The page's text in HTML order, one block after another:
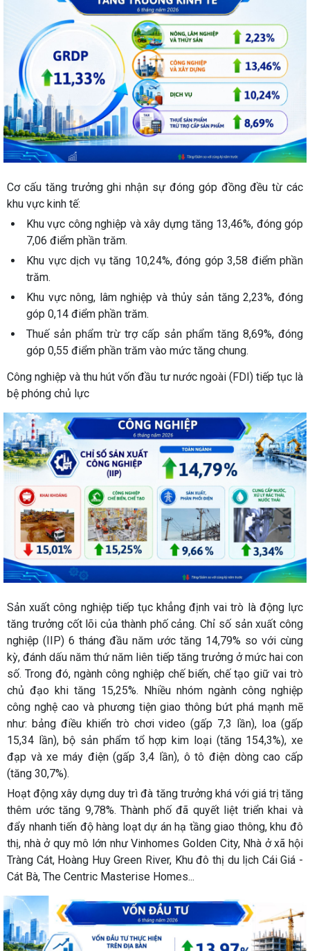
Cơ cấu tăng trưởng ghi nhận sự đóng góp đồng đều từ các
khu vực kinh tế:
Khu vực công nghiệp và xây dựng tăng 13,46%, đóng góp
7,06 điểm phần trăm.
Khu vực dịch vụ tăng 10,24%, đóng góp 3,58 điểm phần
trăm.
Khu vực nông, lâm nghiệp và thủy sản tăng 2,23%, đóng
góp 0,14 điểm phần trăm.
Thuế sản phẩm trừ trợ cấp sản phẩm tăng 8,69%, đóng
góp 0,55 điểm phần trăm vào mức tăng chung.
Công nghiệp và thu hút vốn đầu tư nước ngoài (FDI) tiếp tục là
bệ phóng chủ lực
Sản xuất công nghiệp tiếp tục khẳng định vai trò là động lực
tăng trưởng cốt lõi của thành phố cảng. Chỉ số sản xuất công
nghiệp (IIP) 6 tháng đầu năm ước tăng 14,79% so với cùng
kỳ, đánh dấu năm thứ năm liên tiếp tăng trưởng ở mức hai con
số. Trong đó, ngành công nghiệp chế biến, chế tạo giữ vai trò
chủ đạo khi tăng 15,25%. Nhiều nhóm ngành công nghiệp
công nghệ cao và phương tiện giao thông bứt phá mạnh mẽ
như: bảng điều khiển trò chơi video (gấp 7,3 lần), loa (gấp
15,34 lần), bộ sản phẩm tổ hợp kim loại (tăng 154,3%), xe
đạp và xe máy điện (gấp 3,4 lần), ô tô điện dòng cao cấp
(tăng 30,7%).
Hoạt động xây dựng duy trì đà tăng trưởng khá với giá trị tăng
thêm ước tăng 9,78%. Thành phố đã quyết liệt triển khai và
đẩy nhanh tiến độ hàng loạt dự án hạ tầng giao thông, khu đô
thị, nhà ở quy mô lớn như Vinhomes Golden City, Nhà ở xã hội
Tràng Cát, Hoàng Huy Green River, Khu đô thị du lịch Cái Giá -
Cát Bà, The Centric Masterise Homes...